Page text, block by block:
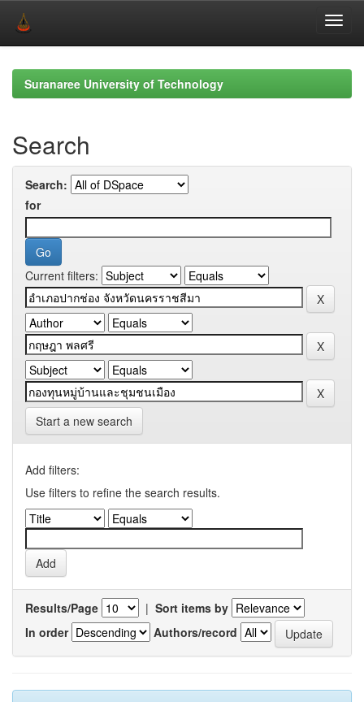
navigationSuranaree University of Technology
Search
Search:
for
Current filters:
Start a new search
Add filters:
Use filters to refine the search results.
Results/Page | Sort items by
In order
Authors/record